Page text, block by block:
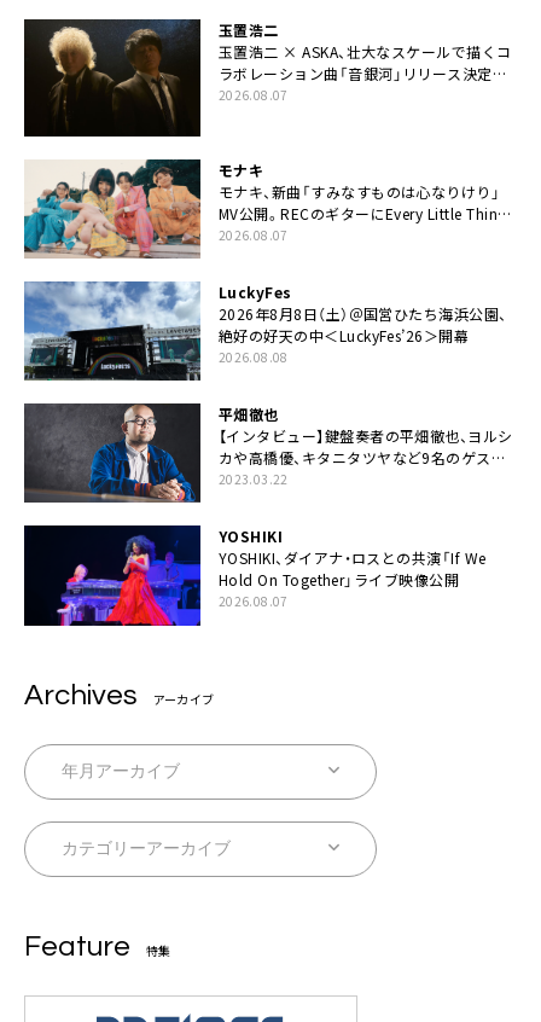
玉置浩二
玉置浩二 × ASKA、壮大なスケールで描くコ
ラボレーション曲「音銀河」リリース決定。
カップリングには新曲「命の宿り」収録も
2026.08.07
モナキ
モナキ、新曲「すみなすものは心なりけり」
MV公開。RECのギターにEvery Little Thing・
伊藤一朗参加も
2026.08.07
LuckyFes
2026年8月8日（土）＠国営ひたち海浜公園、
絶好の好天の中＜LuckyFes’26＞開幕
2026.08.08
平畑徹也
【インタビュー】鍵盤奏者の平畑徹也、ヨルシ
カや高橋優、キタニタツヤなど9名のゲスト
を迎えた初アルバムに音楽人生の総括「自分
2023.03.22
YOSHIKI
YOSHIKI、ダイアナ・ロスとの共演「If We
Hold On Together」ライブ映像公開
2026.08.07
Archives アーカイブ
Feature 特集